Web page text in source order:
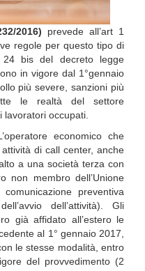
2016) prevede all’art 1
regole per questo tipo di
24 bis del decreto legge
in vigore dal 1°gennaio
più severe, sanzioni più
le realtà del settore
occupati.
economico che
di call center, anche
a una società terza con
non membro dell’Unione
preventiva
dell’attività). Gli
già affidato all’estero le
al 1° gennaio 2017,
le stesse modalità, entro
del provvedimento (2